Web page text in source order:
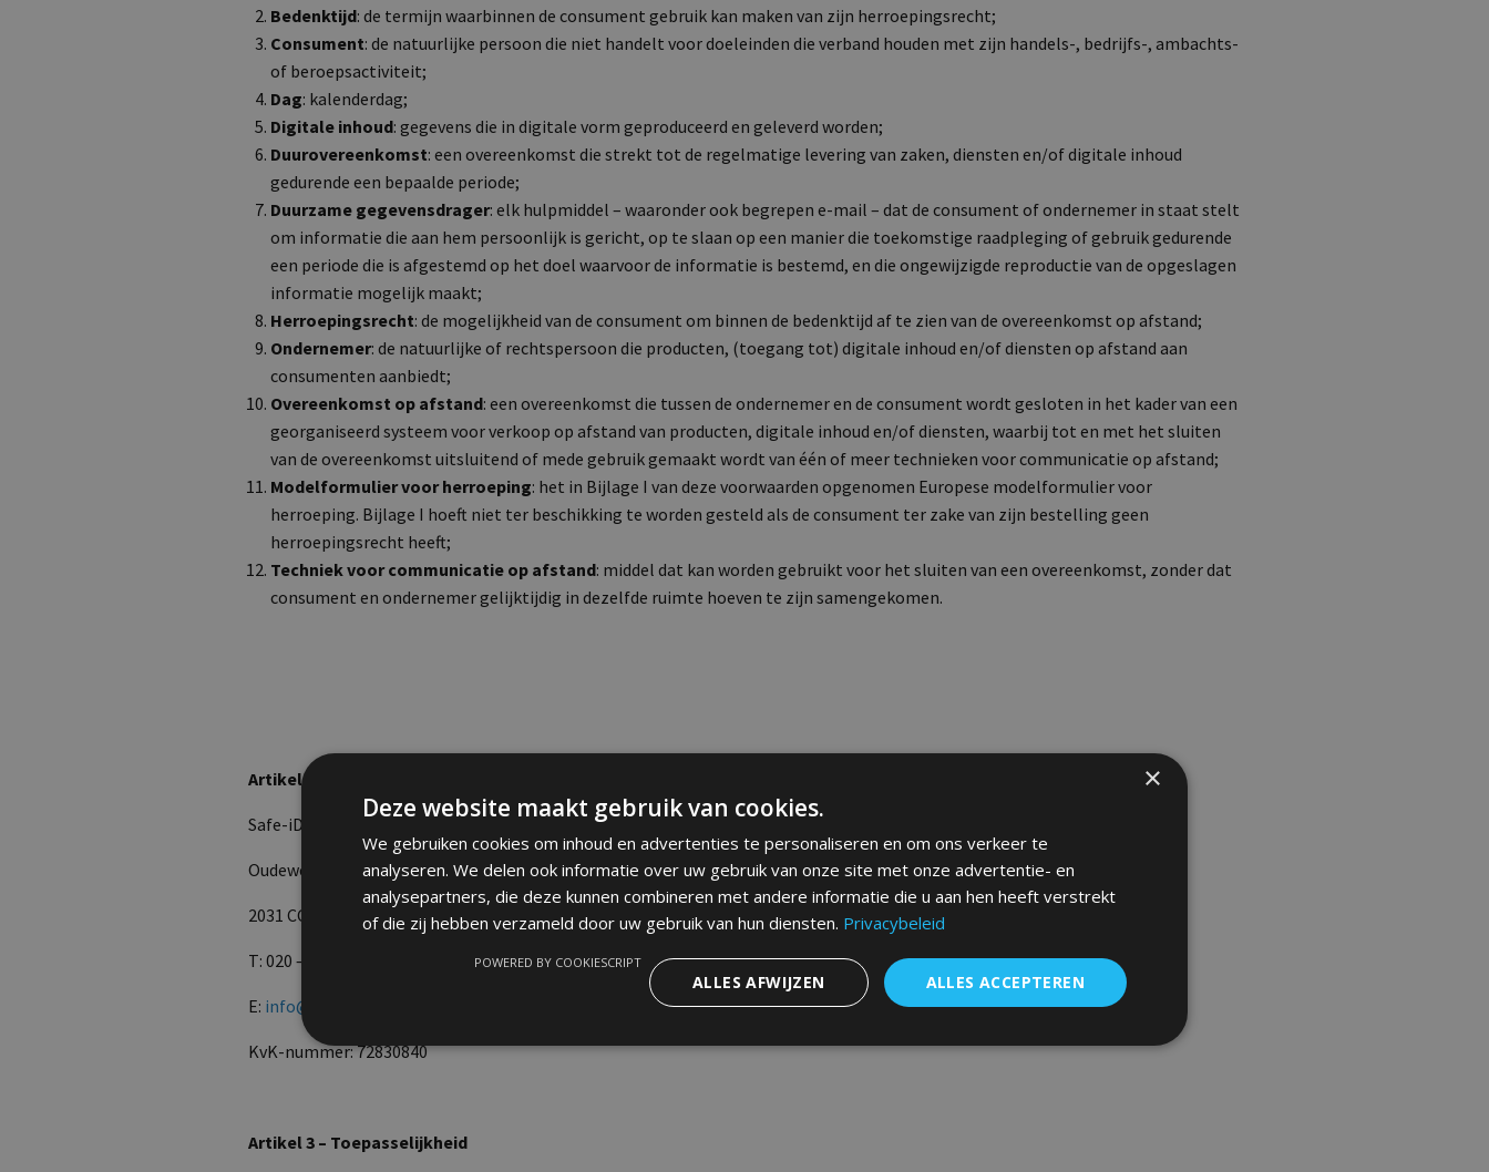
Bedenktijd: de termijn waarbinnen de consument gebruik kan maken van zijn herroepingsrecht;
Consument: de natuurlijke persoon die niet handelt voor doeleinden die verband houden met zijn handels-, bedrijfs-, ambachts-
of beroepsactiviteit;
Dag: kalenderdag;
Digitale inhoud: gegevens die in digitale vorm geproduceerd en geleverd worden;
Duurovereenkomst: een overeenkomst die strekt tot de regelmatige levering van zaken, diensten en/of digitale inhoud
gedurende een bepaalde periode;
Duurzame gegevensdrager: elk hulpmiddel – waaronder ook begrepen e-mail – dat de consument of ondernemer in staat stelt
om informatie die aan hem persoonlijk is gericht, op te slaan op een manier die toekomstige raadpleging of gebruik gedurende
een periode die is afgestemd op het doel waarvoor de informatie is bestemd, en die ongewijzigde reproductie van de opgeslagen
informatie mogelijk maakt;
Herroepingsrecht: de mogelijkheid van de consument om binnen de bedenktijd af te zien van de overeenkomst op afstand;
Ondernemer: de natuurlijke of rechtspersoon die producten, (toegang tot) digitale inhoud en/of diensten op afstand aan
consumenten aanbiedt;
Overeenkomst op afstand: een overeenkomst die tussen de ondernemer en de consument wordt gesloten in het kader van een
georganiseerd systeem voor verkoop op afstand van producten, digitale inhoud en/of diensten, waarbij tot en met het sluiten
van de overeenkomst uitsluitend of mede gebruik gemaakt wordt van één of meer technieken voor communicatie op afstand;
Modelformulier voor herroeping: het in Bijlage I van deze voorwaarden opgenomen Europese modelformulier voor
herroeping. Bijlage I hoeft niet ter beschikking te worden gesteld als de consument ter zake van zijn bestelling geen
herroepingsrecht heeft;
Techniek voor communicatie op afstand: middel dat kan worden gebruikt voor het sluiten van een overeenkomst, zonder dat
consument en ondernemer gelijktijdig in dezelfde ruimte hoeven te zijn samengekomen.
Artikel 2 – Identiteit van de ondernemer
Safe-iD B.V.
Oudeweg 115
2031 CC Haarlem
T: 020 – 261 1970
E: info@safe-id.nl
KvK-nummer: 72830840
Artikel 3 – Toepasselijkheid
×
Deze website maakt gebruik van cookies.
We gebruiken cookies om inhoud en advertenties te personaliseren en om ons verkeer te
analyseren. We delen ook informatie over uw gebruik van onze site met onze advertentie- en
analysepartners, die deze kunnen combineren met andere informatie die u aan hen heeft verstrekt
of die zij hebben verzameld door uw gebruik van hun diensten. Privacybeleid
ALLES ACCEPTEREN
ALLES AFWIJZEN
POWERED BY COOKIESCRIPT